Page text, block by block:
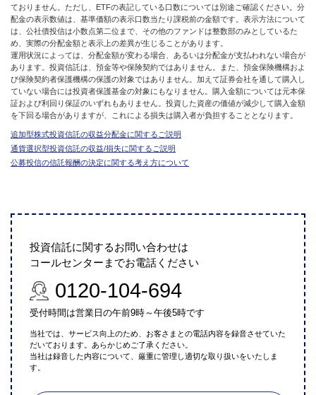
ておりません。ただし、ETFの表記している口数については別途ご確認ください。分
配金の表示数値は、基準価額の表示口数当たり課税前の金額です。表示方法について
は、公社債投信は小数点第二位まで、その他のファンドは整数部のみとしているた
め、実際の分配金額と表示上の差異が生じることがあります。
運用状況によっては、分配金額が変わる場合、あるいは分配金が支払われない場合が
あります。投資信託は、預金等や保険契約ではありません。また、預金保険機構およ
び保険契約者保護機構の保護の対象ではありません。加えて証券会社を通して購入し
ていない場合には投資者保護基金の対象にもなりません。購入金額については元本保
証および利回り保証のいずれもありません。投資した資産の価値が減少して購入金額
を下回る場合がありますが、これによる損失は購入者が負担することとなります。
追加型株式投資信託の収益分配金に関するご説明
通貨選択型投資信託の収益/損失に関するご説明
公募投信の信託報酬の決定に関する考え方について
投資信託に関するお問い合わせは
コールセンターまでお電話ください
0120-104-694
受付時間は営業日の午前9時～午後5時です
当社では、サービス向上のため、お客さまとの電話内容を録音させていた
だいております。あらかじめご了承ください。
当社は録音した内容について、厳重に管理し適切な取り扱いをいたしま
す。